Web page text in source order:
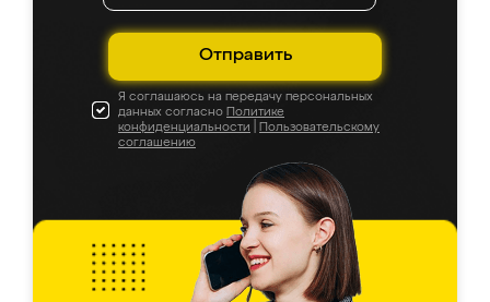
Отправить
Я соглашаюсь на передачу персональных
данных согласно Политике
конфиденциальности
Пользовательскому
соглашению